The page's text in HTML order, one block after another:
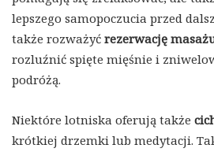
lepszego samopoczucia przed
także rozważyć rezerwację
rozluźnić spięte mięśnie i
podróżą.
Niektóre lotniska oferują także
krótkiej drzemki lub medytacji.